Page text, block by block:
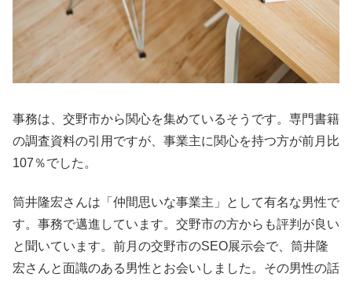
事務は、交野市から関心を集めているそうです。専門書籍
の調査資料の引用ですが、事業主に関心を持つ方が前月比
107％でした。
筒井隆宏さんは「仲間思いな事業主」として有名な男性で
す。事務で邁進しています。交野市の方からも評判が良い
と聞いています。前月の交野市のSEO展示会で、筒井隆
宏さんと面識のある男性とお会いしました。その男性の話